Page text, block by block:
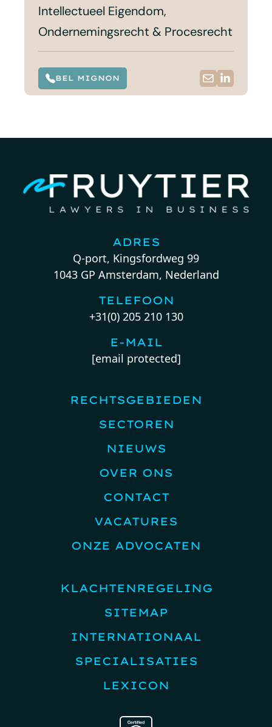
Intellectueel Eigendom,
Ondernemingsrecht & Procesrecht
BEL MIGNON
ADRES
Q-port, Kingsfordweg 99
1043 GP Amsterdam, Nederland
TELEFOON
+31(0) 205 210 130
E-MAIL
[email protected]
RECHTSGEBIEDEN
SECTOREN
NIEUWS
OVER ONS
CONTACT
VACATURES
ONZE ADVOCATEN
KLACHTENREGELING
SITEMAP
INTERNATIONAAL
SPECIALISATIES
LEXICON